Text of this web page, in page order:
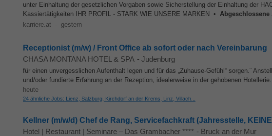
unter Einhaltung der gesetzlichen Vorgaben sowie Sicherstellung der Einhaltung der
Kassiertätigkeiten IHR PROFIL - STARK WIE UNSERE MARKEN • Abgeschlossene
karriere.at - gestern
Receptionist (m/w) / Front Office ab sofort oder nach Vereinbarung
CHASA MONTANA HOTEL & SPA - Judenburg
für einen unvergesslichen Aufenthalt legen und für das „Zuhause-Gefühl“ sorgen.¨
und/oder fundierte Erfahrung an der Rezeption, idealerweise in der gehobenen
heute
24 ähnliche Jobs: Lienz, Salzburg, Kirchdorf an der Krems, Linz, Villach...
Kellner (m/w/d) Chef de Rang, Servicefachkraft (Jahresstelle,
Hotel | Restaurant | Seminare – Das Grambacher **** - Bruck an der Mur